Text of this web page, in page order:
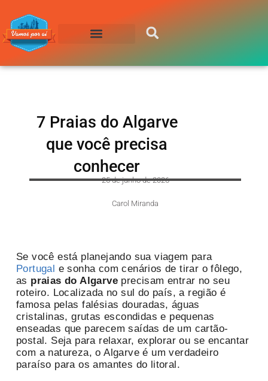
7 Praias do Algarve
que você precisa
conhecer
25 de junho de 2026
Carol Miranda
Se você está planejando sua viagem para
Portugal e sonha com cenários de tirar o fôlego,
as praias do Algarve precisam entrar no seu
roteiro. Localizada no sul do país, a região é
famosa pelas falésias douradas, águas
cristalinas, grutas escondidas e pequenas
enseadas que parecem saídas de um cartão-
postal. Seja para relaxar, explorar ou se encantar
com a natureza, o Algarve é um verdadeiro
paraíso para os amantes do litoral.